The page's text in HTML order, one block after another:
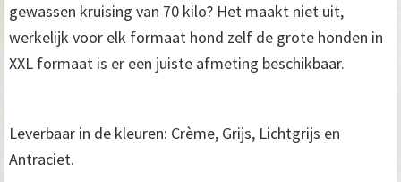
gewassen kruising van 70 kilo? Het maakt niet uit,
werkelijk voor elk formaat hond zelf de grote honden in
XXL formaat is er een juiste afmeting beschikbaar.
Leverbaar in de kleuren: Crème, Grijs, Lichtgrijs en
Antraciet.